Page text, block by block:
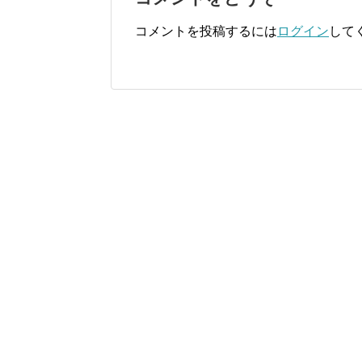
コメントを投稿するには ログイン して